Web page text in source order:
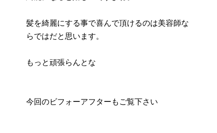
髪を綺麗にする事で喜んで頂けるのは美容師な
らではだと思います。
もっと頑張らんとな
今回のビフォーアフターもご覧下さい